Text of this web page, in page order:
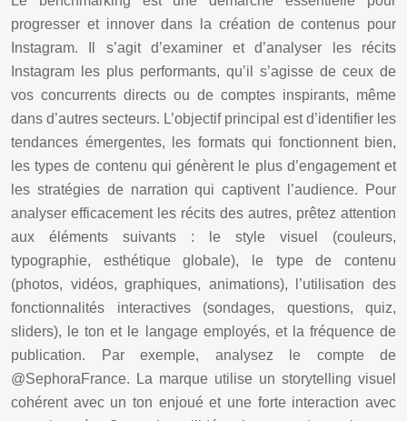
progresser et innover dans la création de contenus pour
Instagram. Il s’agit d’examiner et d’analyser les récits
Instagram les plus performants, qu’il s’agisse de ceux de
vos concurrents directs ou de comptes inspirants, même
dans d’autres secteurs. L’objectif principal est d’identifier les
tendances émergentes, les formats qui fonctionnent bien,
les types de contenu qui génèrent le plus d’engagement et
les stratégies de narration qui captivent l’audience. Pour
analyser efficacement les récits des autres, prêtez attention
aux éléments suivants : le style visuel (couleurs,
typographie, esthétique globale), le type de contenu
(photos, vidéos, graphiques, animations), l’utilisation des
fonctionnalités interactives (sondages, questions, quiz,
sliders), le ton et le langage employés, et la fréquence de
publication. Par exemple, analysez le compte de
@SephoraFrance. La marque utilise un storytelling visuel
cohérent avec un ton enjoué et une forte interaction avec